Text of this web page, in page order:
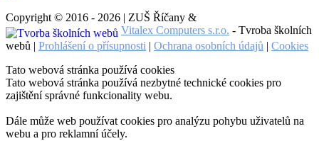
Copyright © 2016 - 2026 | ZUŠ Říčany &
Vitalex Computers s.r.o. - Tvroba školních
webů | Prohlášení o přísupnosti | Ochrana osobních údajů | Cookies
Tato webová stránka používá cookies
Tato webová stránka používá nezbytné technické cookies pro
zajištění správné funkcionality webu.
Dále může web používat cookies pro analýzu pohybu uživatelů na
webu a pro reklamní účely.